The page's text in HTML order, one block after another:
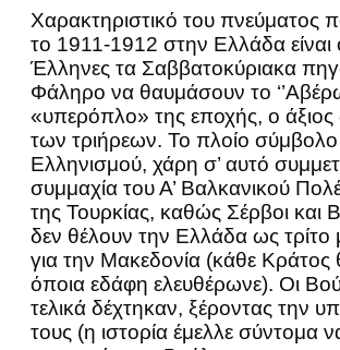
Χαρακτηριστικό του πνεύματος
το 1911-1912 στην Ελλάδα είναι
Έλληνες τα Σαββατοκύριακα
Φάληρο να θαυμάσουν το
«υπερόπλο» της εποχής, ο άξιος
των τριήρεων. Το πλοίο
Ελληνισμού, χάρη σ’ αυτό
συμμαχία του Α’ Βαλκανικού
της Τουρκίας, καθώς Σέρβοι και
δεν θέλουν την Ελλάδα ως
για την Μακεδονία (κάθε Κράτος
όποια εδάφη ελευθέρωνε). Οι
τελικά δέχτηκαν, ξέροντας την
τους (η ιστορία έμελλε σύντομα